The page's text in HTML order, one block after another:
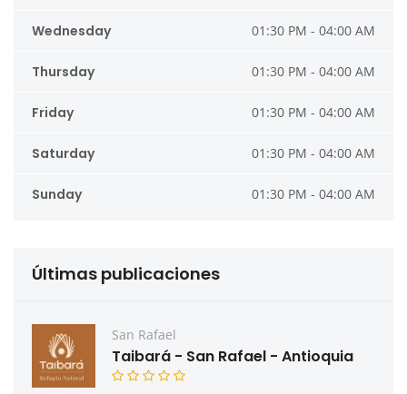
Wednesday 01:30 PM - 04:00 AM
Thursday 01:30 PM - 04:00 AM
Friday 01:30 PM - 04:00 AM
Saturday 01:30 PM - 04:00 AM
Sunday 01:30 PM - 04:00 AM
Últimas publicaciones
San Rafael
Taibará - San Rafael - Antioquia